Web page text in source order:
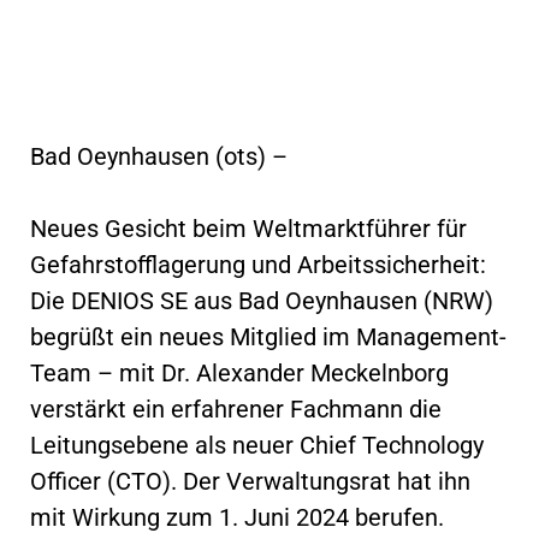
Bad Oeynhausen (ots) –
Neues Gesicht beim Weltmarktführer für
Gefahrstofflagerung und Arbeitssicherheit:
Die DENIOS SE aus Bad Oeynhausen (NRW)
begrüßt ein neues Mitglied im Management-
Team – mit Dr. Alexander Meckelnborg
verstärkt ein erfahrener Fachmann die
Leitungsebene als neuer Chief Technology
Officer (CTO). Der Verwaltungsrat hat ihn
mit Wirkung zum 1. Juni 2024 berufen.